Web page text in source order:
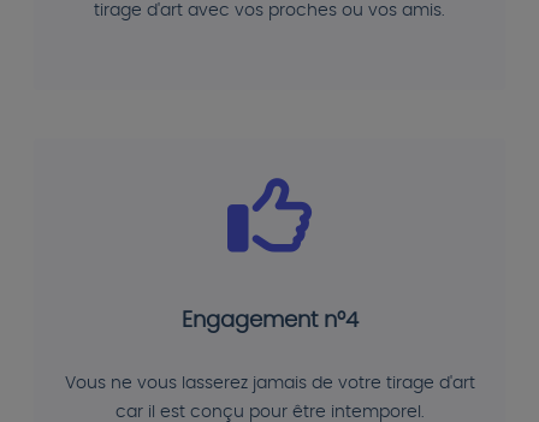
tirage d'art avec vos proches ou vos amis.
Engagement n°4
Vous ne vous lasserez jamais de votre tirage d'art
car il est conçu pour être intemporel.